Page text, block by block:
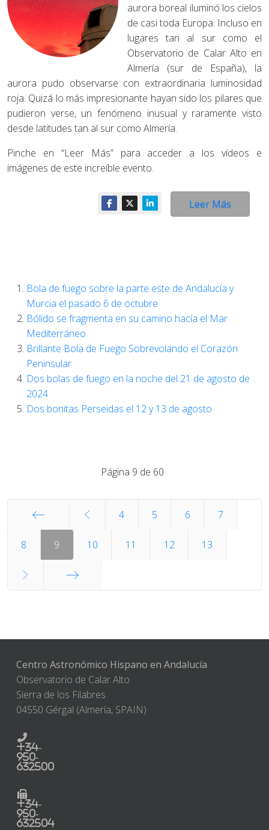
aurora boreal iluminó los cielos
de casi toda Europa. Incluso en
lugares tan al sur como el
Observatorio de Calar Alto en
Almería (sur de España), la
aurora pudo observarse con extraordinaria luminosidad
roja. Quizá lo más impresionante hayan sido los pilares que
pudieron verse, un fenómeno inusual y raramente visto
desde latitudes tan al sur como Almería.
Pinche en “Leer Más” para acceder a los vídeos e
imágenes de este increíble evento.
Leer Más
Bola de fuego sobre la parte este de Andalucía y
Murcia el pasado 6 de octubre
Bólido se fragmenta en su camino hacía el Mar
Mediterráneo
Brillante Bola de Fuego Sobrevolando el Corazón
Peninsular
Dos bolas de fuego en la noche del 21 de agosto de
2024
Dos bonitas Perseidas el 12 y 13 de agosto
Página 9 de 60
4 5 6 7
8 9 10 11 12 13
Centro Astronómico Hispano en Andalucía
Observatorio de Calar Alto
Sierra de los Filabres
04550 Gérgal (Almería, SPAIN)
+34-
950-
632500
+34-
950-
632504